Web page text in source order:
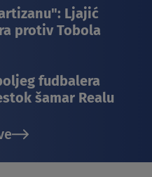
Ljajić
protiv Tobola
fudbalera
šamar Realu